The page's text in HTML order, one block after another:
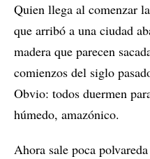
Quien llega al comenzar
que arribó a una ciudad
madera que parecen
comienzos del siglo
Obvio: todos duermen
húmedo, amazónico.
Ahora sale poca